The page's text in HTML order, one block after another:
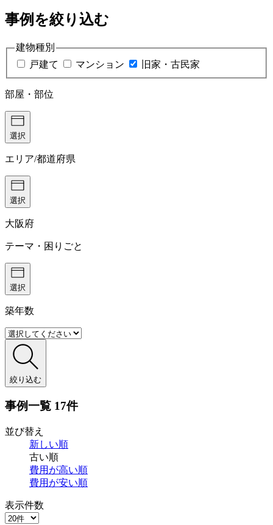
事例を絞り込む
建物種別
戸建て
マンション 旧家・古民家
部屋・部位
選択
エリア/都道府県
選択
大阪府
テーマ・困りごと
選択
築年数
絞り込む
事例一覧 17件
並び替え
新しい順
古い順
費用が高い順
費用が安い順
表示件数